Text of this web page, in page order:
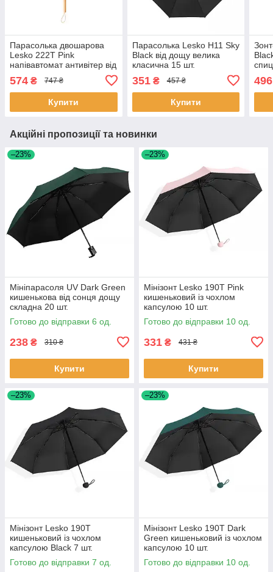
Парасолька двошарова
Lesko 222T Pink
напівавтомат антивітер від
574 ₴ 747 ₴
Купити
Парасолька Lesko H11 Sky
Black від дощу велика
класична 15 шт.
351₴ 457 ₴
Купити
496
Акційні пропозиції та новинки
–23%
Мініпарасоля UV Dark Green
кишенькова від сонця дощу
складна 20 шт.
Готово до відправки 6 од.
238 ₴ 310 ₴
Купити
–23%
Мінізонт Lesko 190T Pink
кишеньковий із чохлом
капсулою 10 шт.
Готово до відправки 10 од.
331 ₴ 431 ₴
Купити
–23%
Мінізонт Lesko 190T
кишеньковий із чохлом
капсулою Black 7 шт.
Готово до відправки 7 од.
–23%
Мінізонт Lesko 190T Dark
Green кишеньковий із чохлом
капсулою 10 шт.
Готово до відправки 10 од.